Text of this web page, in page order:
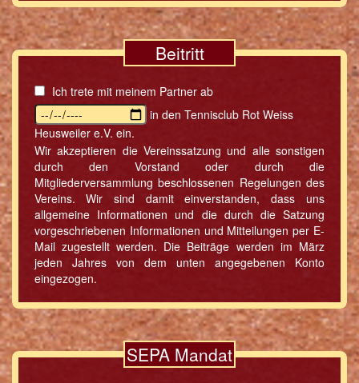
Beitritt
Ich trete mit meinem Partner ab
in den Tennisclub Rot Weiss
Heusweiler e.V. ein.
Wir akzeptieren die Vereinssatzung und alle sonstigen
durch den Vorstand oder durch die
Mitgliederversammlung beschlossenen Regelungen des
Vereins. Wir sind damit einverstanden, dass uns
allgemeine Informationen und die durch die Satzung
vorgeschriebenen Informationen und Mitteilungen per E-
Mail zugestellt werden. Die Beiträge werden im März
jeden Jahres von dem unten angegebenen Konto
eingezogen.
SEPA Mandat